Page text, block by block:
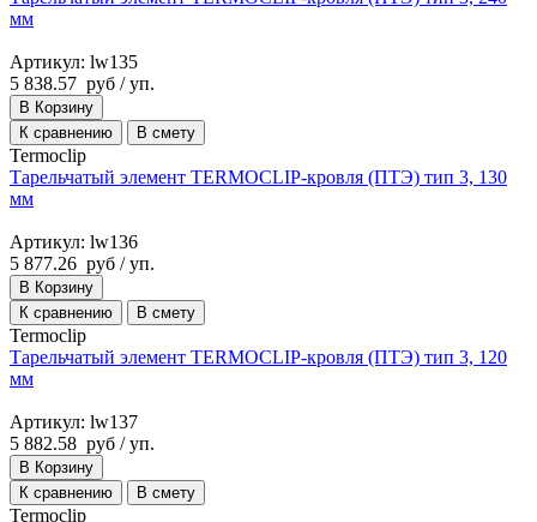
мм
Артикул: lw135
5 838.57 руб / уп.
В Корзину
К сравнению
В смету
Termoclip
Тарельчатый элемент TERMOCLIP-кровля (ПТЭ) тип 3, 130
мм
Артикул: lw136
5 877.26 руб / уп.
В Корзину
К сравнению
В смету
Termoclip
Тарельчатый элемент TERMOCLIP-кровля (ПТЭ) тип 3, 120
мм
Артикул: lw137
5 882.58 руб / уп.
В Корзину
К сравнению
В смету
Termoclip